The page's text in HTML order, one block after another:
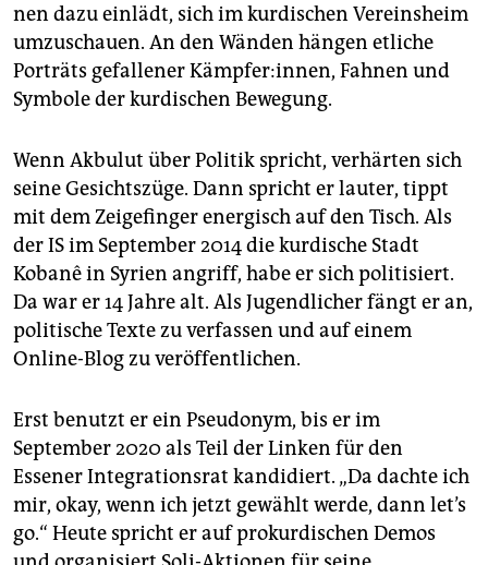
nen dazu einlädt, sich im kurdischen Vereinsheim
umzuschauen. An den Wänden hängen etliche
Porträts gefallener Kämpfer:innen, Fahnen und
Symbole der kurdischen Bewegung.
Wenn Akbulut über Politik spricht, verhärten sich
seine Gesichtszüge. Dann spricht er lauter, tippt
mit dem Zeigefinger energisch auf den Tisch. Als
der IS im September 2014 die kurdische Stadt
Kobanê in Syrien angriff, habe er sich politisiert.
Da war er 14 Jahre alt. Als Jugendlicher fängt er an,
politische Texte zu verfassen und auf einem
Online-Blog zu veröffentlichen.
Erst benutzt er ein Pseudonym, bis er im
September 2020 als Teil der Linken für den
Essener Integrationsrat kandidiert. „Da dachte ich
mir, okay, wenn ich jetzt gewählt werde, dann let’s
go.“ Heute spricht er auf prokurdischen Demos